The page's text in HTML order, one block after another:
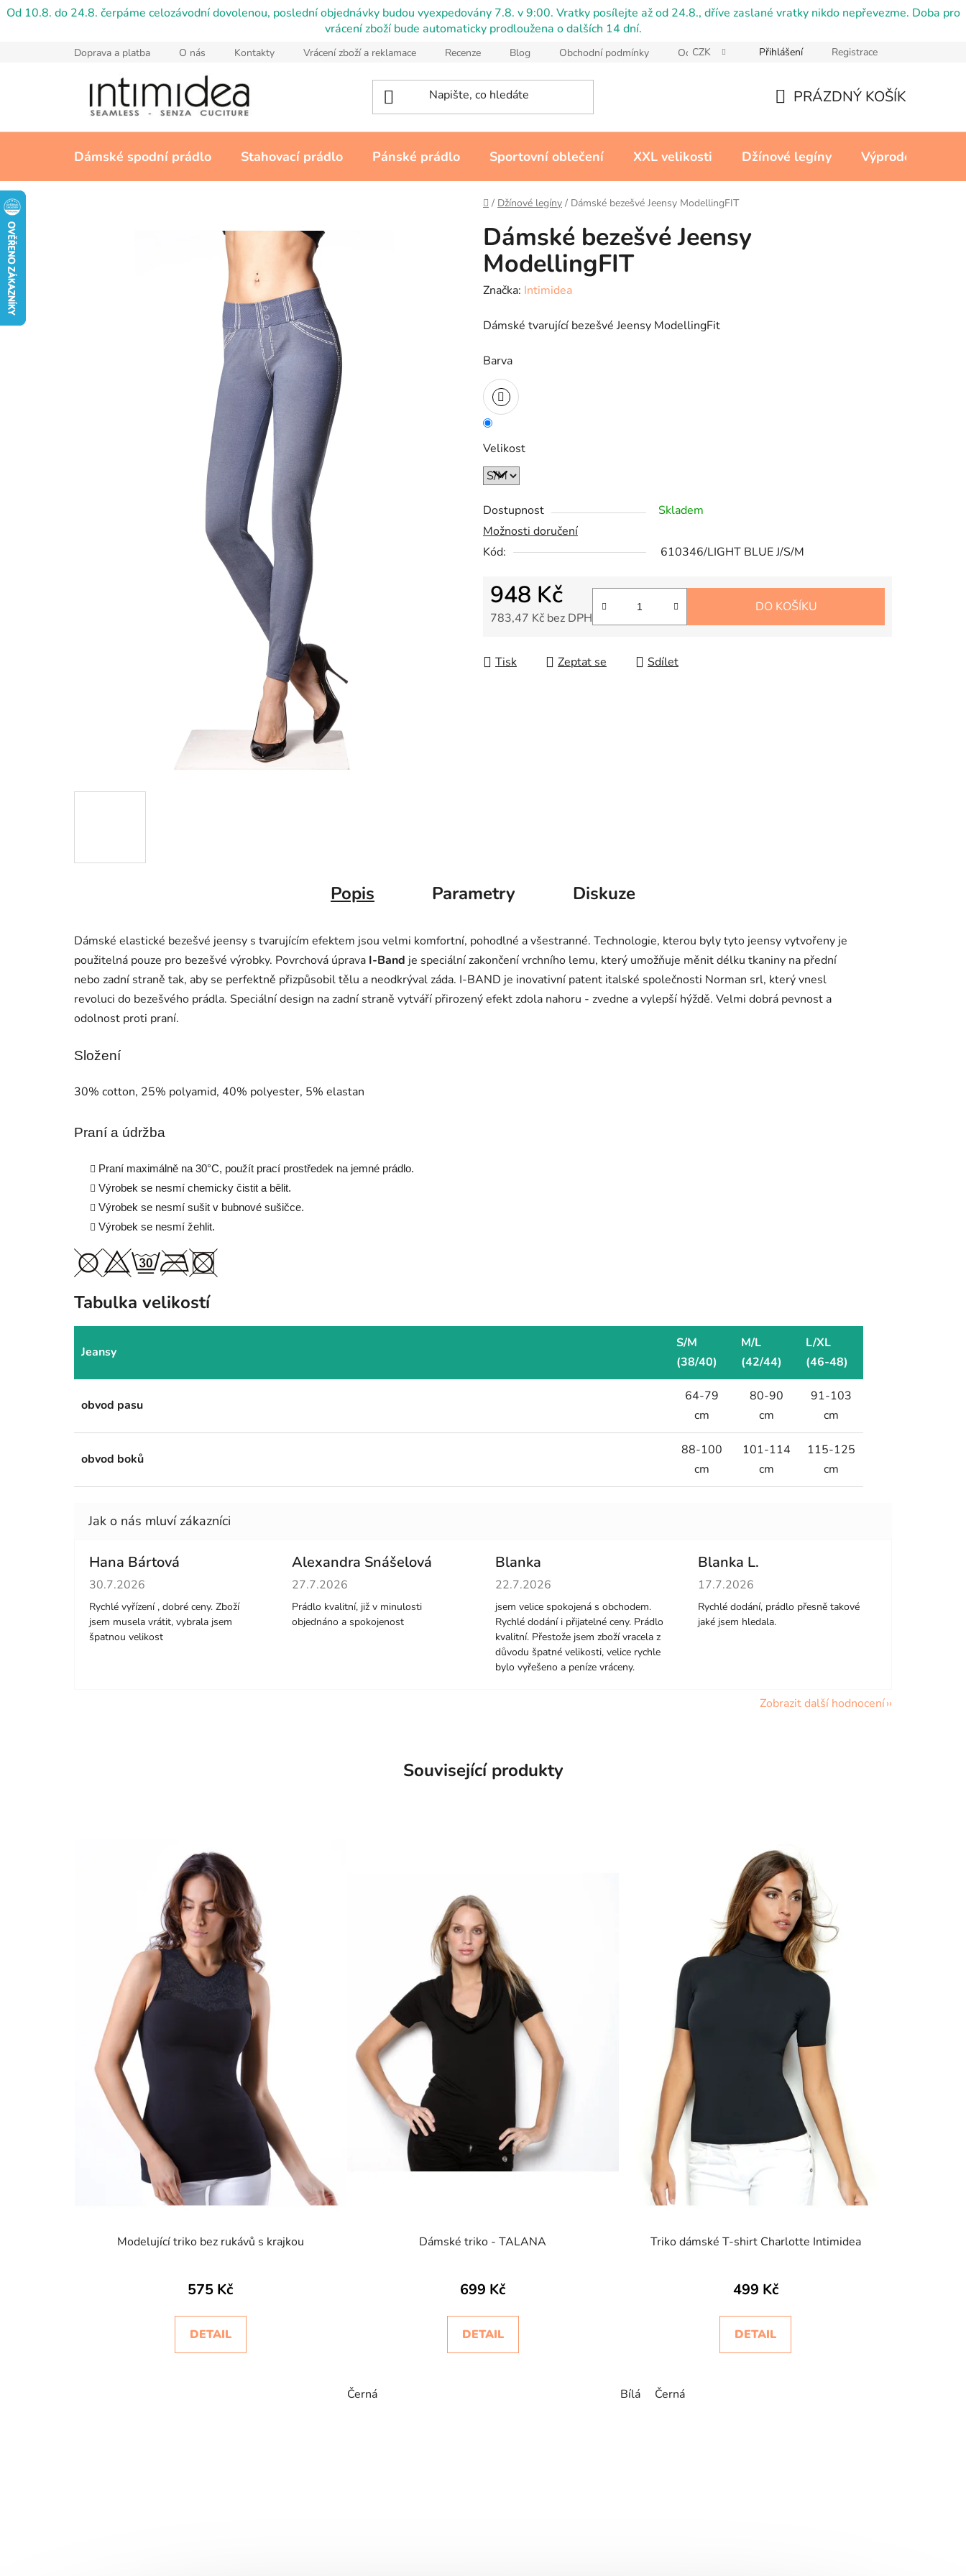
Přejít
Od 10.8. do 24.8. čerpáme celozávodní dovolenou, poslední objednávky budou vyexpedovány 7.8. v 9:00. Vratky posílejte až od 24.8., dříve zaslané vratky nikdo nepřevezme. Doba pro
vrácení zboží bude automaticky prodloužena o dalších 14 dní.
Doprava a platba O nás Kontakty Vrácení zboží a reklamace Recenze Blog Obchodní podmínky Ochrana osobních údajů Reklamační řád
CZK Přihlášení Registrace
KOŠÍK
PRÁZDNÝ KOŠÍK
Dámské spodní prádlo Stahovací prádlo Pánské prádlo Sportovní oblečení XXL velikosti Džínové legíny Výprodej
Domů
/ Džínové legíny / Dámské bezešvé Jeensy ModellingFIT
Dámské bezešvé Jeensy
ModellingFIT
Značka: Intimidea
Dámské tvarující bezešvé Jeensy ModellingFit
Barva
Velikost
Dostupnost
Skladem
Možnosti doručení
Kód:
610346/LIGHT BLUE J/S/M
948 Kč
783,47 Kč bez DPH
DO KOŠÍKU
Tisk Zeptat se Sdílet
Popis Parametry Diskuze
Dámské elastické bezešvé jeensy s tvarujícím efektem jsou velmi komfortní, pohodlné a všestranné. Technologie, kterou byly tyto jeensy vytvořeny je
použitelná pouze pro bezešvé výrobky. Povrchová úprava I-Band je speciální zakončení vrchního lemu, který umožňuje měnit délku tkaniny na přední
nebo zadní straně tak, aby se perfektně přizpůsobil tělu a neodkrýval záda. I-BAND je inovativní patent italské společnosti Norman srl, který vnesl
revoluci do bezešvého prádla. Speciální design na zadní straně vytváří přirozený efekt zdola nahoru - zvedne a vylepší hýždě. Velmi dobrá pevnost a
odolnost proti praní.
Složení
30% cotton, 25% polyamid, 40% polyester, 5% elastan
Praní a údržba
Praní maximálně na 30°C, použít prací prostředek na jemné prádlo.
Výrobek se nesmí chemicky čistit a bělit.
Výrobek se nesmí sušit v bubnové sušičce.
Výrobek se nesmí žehlit.
Tabulka velikostí
Jeansy
S/M
(38/40)
M/L
(42/44)
L/XL
(46-48)
obvod pasu
64-79
cm
80-90
cm
91-103
cm
obvod boků
88-100
cm
101-114
cm
115-125
cm
Hana Bártová
Hodnocení obchodu je 4 z 5 hvězdiček.
30.7.2026
Rychlé vyřízení , dobré ceny. Zboží
jsem musela vrátit, vybrala jsem
špatnou velikost
Alexandra Snášelová
Hodnocení obchodu je 5 z 5 hvězdiček.
27.7.2026
Prádlo kvalitní, již v minulosti
objednáno a spokojenost
Blanka
Hodnocení obchodu je 5 z 5 hvězdiček.
22.7.2026
jsem velice spokojená s obchodem.
Rychlé dodání i přijatelné ceny. Prádlo
kvalitní. Přestože jsem zboží vracela z
důvodu špatné velikosti, velice rychle
bylo vyřešeno a peníze vráceny.
Blanka L.
Hodnocení obchodu je 5 z 5 hvězdiček.
17.7.2026
Rychlé dodání, prádlo přesně takové
jaké jsem hledala.
Zobrazit další hodnocení
Související produkty
Modelující triko bez rukávů s krajkou
575 Kč
DETAIL
Dámské triko - TALANA
699 Kč
DETAIL
Černá
Triko dámské T-shirt Charlotte Intimidea
499 Kč
DETAIL
Bílá Černá